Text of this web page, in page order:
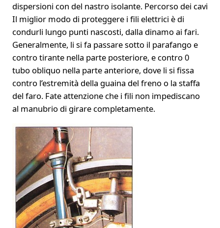
dispersioni con del nastro isolante. Percorso dei cavi
Il miglior modo di proteggere i fili elettrici è di
condurli lungo punti nascosti, dalla dinamo ai fari.
Generalmente, li si fa passare sotto il parafango e
contro tirante nella parte posteriore, e contro 0
tubo obliquo nella parte anteriore, dove li si fissa
contro l’estremità della guaina del freno o la staffa
del faro. Fate attenzione che i fili non impediscano
al manubrio di girare completamente.